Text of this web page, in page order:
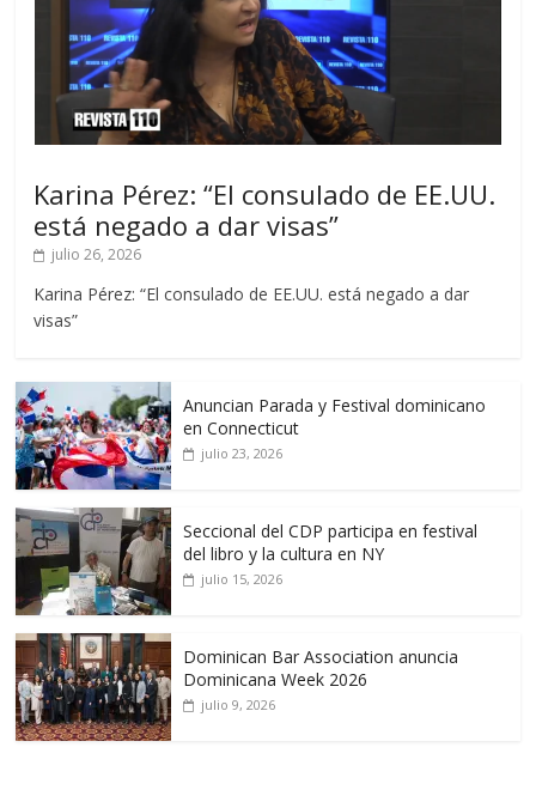
Karina Pérez: “El consulado de EE.UU.
está negado a dar visas”
julio 26, 2026
Karina Pérez: “El consulado de EE.UU. está negado a dar
visas”
Anuncian Parada y Festival dominicano
en Connecticut
julio 23, 2026
Seccional del CDP participa en festival
del libro y la cultura en NY
julio 15, 2026
Dominican Bar Association anuncia
Dominicana Week 2026
julio 9, 2026